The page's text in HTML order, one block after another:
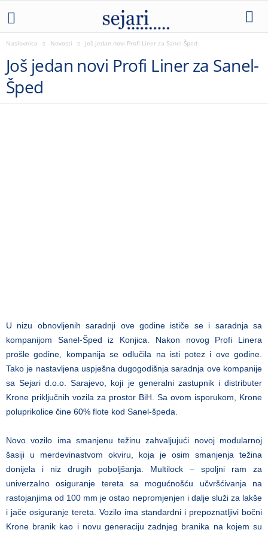
Naslovnica Novosti Još jedan novi Profi Liner za Sanel-Šped
Još jedan novi Profi Liner za Sanel-
Šped
U nizu obnovljenih saradnji ove godine ističe se i saradnja sa
kompanijom Sanel-Šped iz Konjica. Nakon novog Profi Linera
prošle godine, kompanija se odlučila na isti potez i ove godine.
Tako je nastavljena uspješna dugogodišnja saradnja ove kompanije
sa Sejari d.o.o. Sarajevo, koji je generalni zastupnik i distributer
Krone priključnih vozila za prostor BiH. Sa ovom isporukom, Krone
poluprikolice čine 60% flote kod Sanel-špeda.
Novo vozilo ima smanjenu težinu zahvaljujući novoj modularnoj
šasiji u merdevinastvom okviru, koja je osim smanjenja težina
donijela i niz drugih poboljšanja. Multilock – spoljni ram za
univerzalno osiguranje tereta sa mogućnošću učvršćivanja na
rastojanjima od 100 mm je ostao nepromjenjen i dalje služi za lakše
i jače osiguranje tereta. Vozilo ima standardni i prepoznatljivi bočni
Krone branik kao i novu generaciju zadnjeg branika na kojem su